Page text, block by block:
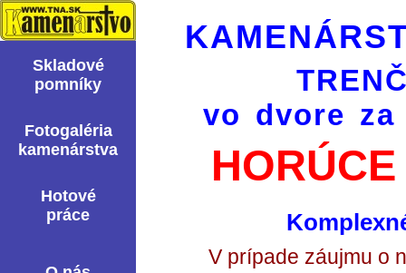
Skladové
pomní­ky
Fotogaléria
kamenárstva
Hotové
práce
vo dvore za
V prípade záujmu o